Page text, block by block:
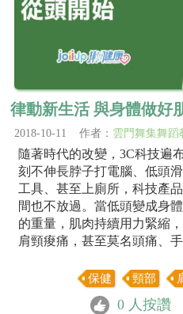
律動新生活 與身體做好
2018-10-11 作者： 雲門舞集舞蹈
隨著時代的改變，3C科技遍
刻不伸長脖子打電腦、低頭
工具、甚至上廁所，科技產
間也不放過。當低頭變成身
的重量，肌肉持續用力緊縮
肩頸痠痛，甚至莫名頭痛、
保健 頸部
0 人按讚